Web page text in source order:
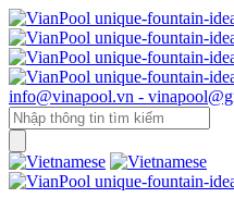
info@vinapool.vn -